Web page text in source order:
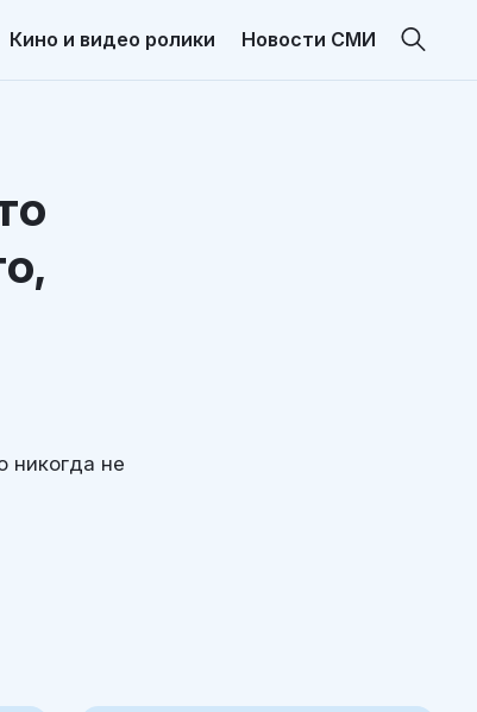
Кино и видео ролики Новости СМИ
никогда не